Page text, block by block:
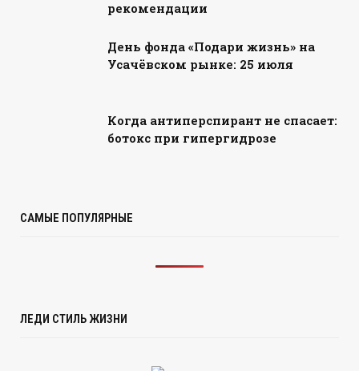
рекомендации
День фонда «Подари жизнь» на
Усачёвском рынке: 25 июля
Когда антиперспирант не спасает:
ботокс при гипергидрозе
САМЫЕ ПОПУЛЯРНЫЕ
ЛЕДИ СТИЛЬ ЖИЗНИ